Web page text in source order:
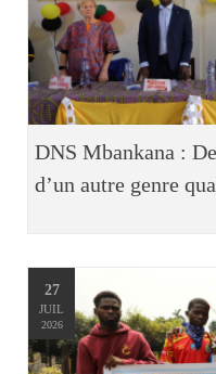
DNS Mbankana :
d’un autre genre
27
JUIL
2026